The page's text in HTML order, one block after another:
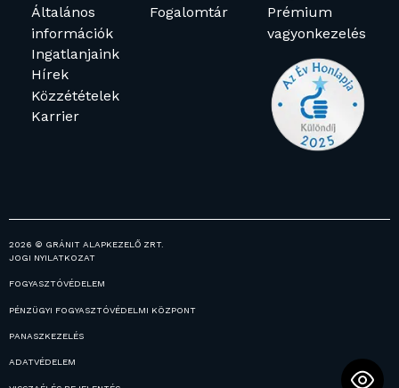
Általános
információk
Ingatlanjaink
Hírek
Közzétételek
Karrier
Fogalomtár
Prémium
vagyonkezelés
2026 © GRÁNIT ALAPKEZELŐ ZRT.
JOGI NYILATKOZAT
FOGYASZTÓVÉDELEM
PÉNZÜGYI FOGYASZTÓVÉDELMI KÖZPONT
PANASZKEZELÉS
ADATVÉDELEM